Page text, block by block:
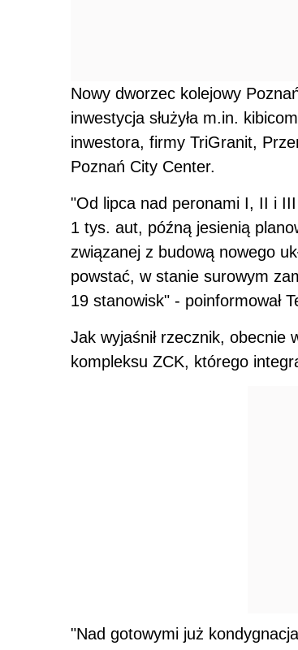
Nowy dworzec kolejowy
inwestycja służyła m.in.
inwestora, firmy TriGranit,
Poznań City Center.
"Od lipca nad peronami I, II i
1 tys. aut, późną jesienią
związanej z budową nowego
powstać, w stanie surowym
19 stanowisk" - poinformował
Jak wyjaśnił rzecznik, obecnie
kompleksu ZCK, którego
"Nad gotowymi już